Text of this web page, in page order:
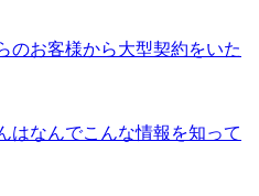
のお客様から大型契約をいた
はなんでこんな情報を知って